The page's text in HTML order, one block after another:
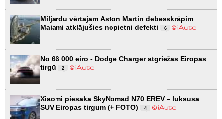
Miljardu vērtajam Aston Martin debesskrāpim
Maiami atklājušies nopietni defekti
6
No 66 000 eiro - Dodge Charger atgriežas Eiropas
tirgū
2
Xiaomi piesaka SkyNomad N70 EREV – luksusa
SUV Eiropas tirgum (+ FOTO)
4